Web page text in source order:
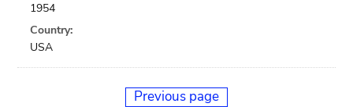
1954
Country:
USA
Previous page